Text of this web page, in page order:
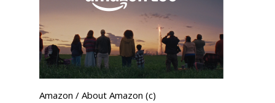
Amazon / About Amazon (c)